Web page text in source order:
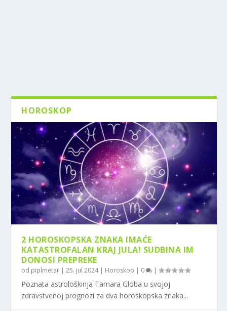
HOROSKOP
2 HOROSKOPSKA ZNAKA IMAĆE
KATASTROFALAN KRAJ JULA! SUDBINA IM
DONOSI PREPREKE
od piplmetar |25. jul 2024| Horoskop | 0 |
Poznata astrološkinja Tamara Globa u svojoj
zdravstvenoj prognozi za dva horoskopska znaka...